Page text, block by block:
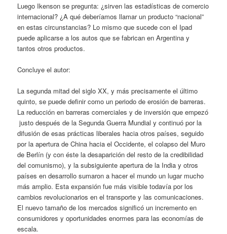
Luego Ikenson se pregunta: ¿sirven las estadísticas de comercio
internacional? ¿A qué deberíamos llamar un producto “nacional”
en estas circunstancias? Lo mismo que sucede con el Ipad
puede aplicarse a los autos que se fabrican en Argentina y
tantos otros productos.
Concluye el autor:
La segunda mitad del siglo XX, y más precisamente el último
quinto, se puede definir como un periodo de erosión de barreras.
La reducción en barreras comerciales y de inversión que empezó
justo después de la Segunda Guerra Mundial y continuó por la
difusión de esas prácticas liberales hacia otros países, seguido
por la apertura de China hacia el Occidente, el colapso del Muro
de Berlín (y con éste la desaparición del resto de la credibilidad
del comunismo), y la subsiguiente apertura de la India y otros
países en desarrollo sumaron a hacer el mundo un lugar mucho
más amplio. Esta expansión fue más visible todavía por los
cambios revolucionarios en el transporte y las comunicaciones.
El nuevo tamaño de los mercados significó un incremento en
consumidores y oportunidades enormes para las economías de
escala.